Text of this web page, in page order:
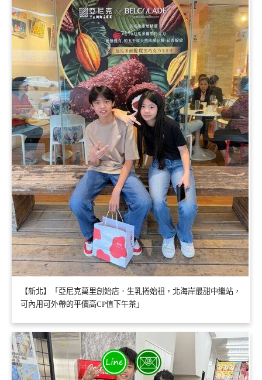
【新北】「亞尼克萬里創始店．生乳捲始祖，北海岸最甜中繼站，
可內用可外帶的平價高CP值下午茶」